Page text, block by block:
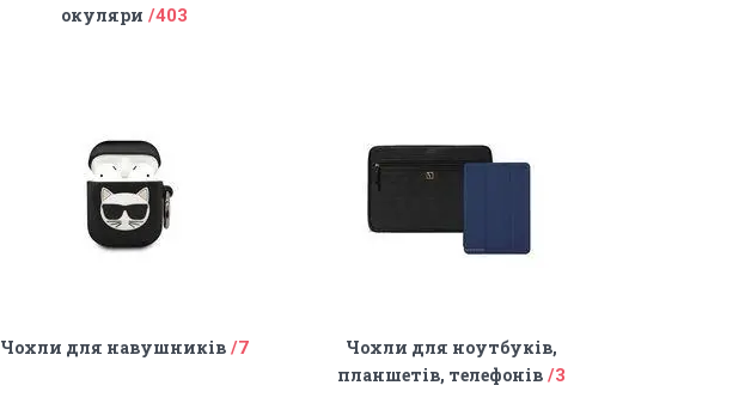
окуляри
403
Чохли для навушників 7
Чохли для ноутбуків,
планшетів, телефонів 3